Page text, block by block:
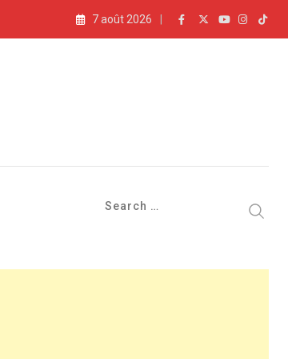
7 août 2026